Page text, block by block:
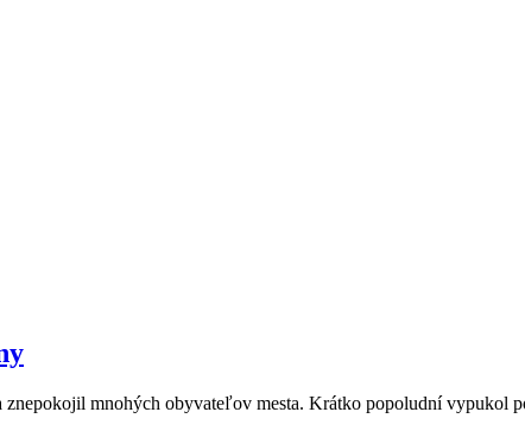
mnohých obyvateľov mesta. Krátko popoludní vypukol